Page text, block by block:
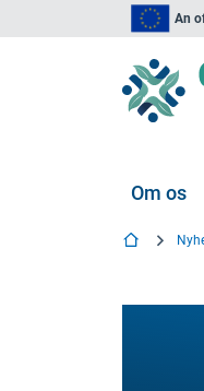
An
Om os